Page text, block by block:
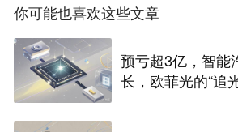
你可能也喜欢这些文章
预亏超3亿，智能
长，欧菲光的“追